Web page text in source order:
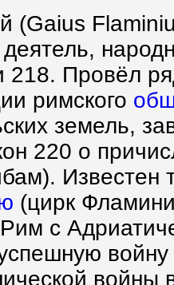
(Gaius
деятель,
218. Провёл
римского
земель,
220 о
(цирк
с
войны